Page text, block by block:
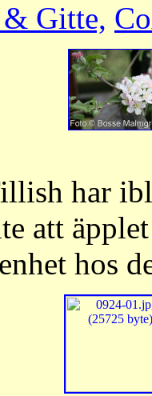
& Gitte,
har
att
hos